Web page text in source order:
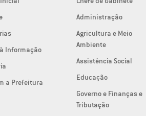
Informação
a Prefeitura
Administração
Agricultura e Meio
Ambiente
Assistência Social
Educação
Governo e Finanças e
Tributação